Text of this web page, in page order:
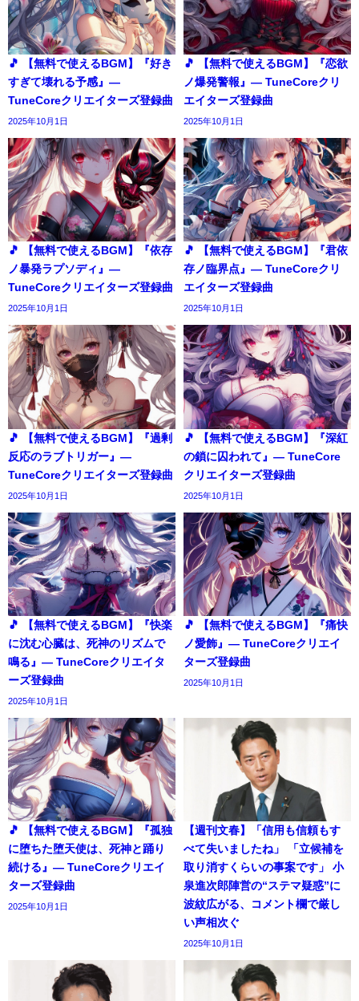
🎵 【無料で使えるBGM】『好き
すぎて壊れる予感』―
TuneCoreクリエイターズ登録曲
2025年10月1日
🎵 【無料で使えるBGM】『恋欲
ノ爆発警報』― TuneCoreクリ
エイターズ登録曲
2025年10月1日
🎵 【無料で使えるBGM】『依存
ノ暴発ラプソディ』―
TuneCoreクリエイターズ登録曲
2025年10月1日
🎵 【無料で使えるBGM】『君依
存ノ臨界点』― TuneCoreクリ
エイターズ登録曲
2025年10月1日
🎵 【無料で使えるBGM】『過剰
反応のラブトリガー』―
TuneCoreクリエイターズ登録曲
2025年10月1日
🎵 【無料で使えるBGM】『深紅
の鎖に囚われて』― TuneCore
クリエイターズ登録曲
2025年10月1日
🎵 【無料で使えるBGM】『快楽
に沈む心臓は、死神のリズムで
鳴る』― TuneCoreクリエイタ
ーズ登録曲
2025年10月1日
🎵 【無料で使えるBGM】『痛快
ノ愛飾』― TuneCoreクリエイ
ターズ登録曲
2025年10月1日
🎵 【無料で使えるBGM】『孤独
に堕ちた堕天使は、死神と踊り
続ける』― TuneCoreクリエイ
ターズ登録曲
2025年10月1日
【週刊文春】「信用も信頼もす
べて失いましたね」 「立候補を
取り消すくらいの事案です」 小
泉進次郎陣営の“ステマ疑惑”に
波紋広がる、コメント欄で厳し
い声相次ぐ
2025年10月1日